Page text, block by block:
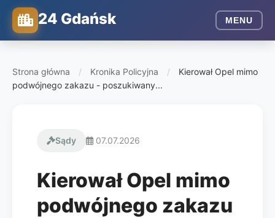
24 Gdańsk MENU
Strona główna / Kronika Policyjna /
Kierował Opel mimo
podwójnego zakazu - poszukiwany...
Sądy 07.07.2026
Kierował Opel mimo
podwójnego zakazu